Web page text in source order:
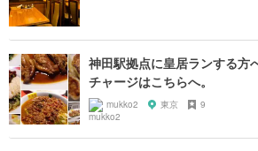
神田駅拠点に皇居ランする方
チャージはこちらへ。
mukko2 東京 9